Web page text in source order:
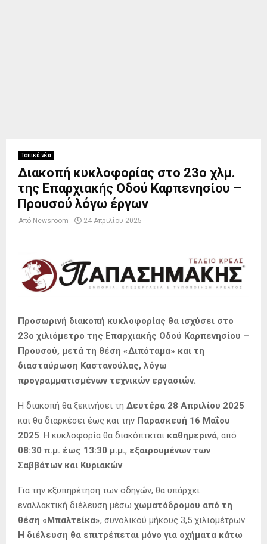
Τοπικά νέα
Διακοπή κυκλοφορίας στο 23ο χλμ.
της Επαρχιακής Οδού Καρπενησίου –
Προυσού λόγω έργων
Από Newsroom 24 Απριλίου 2025
Προσωρινή διακοπή κυκλοφορίας θα ισχύσει στο
23ο χιλιόμετρο της Επαρχιακής Οδού Καρπενησίου –
Προυσού, μετά τη θέση «Διπόταμα» και τη
διασταύρωση Καστανούλας, λόγω
προγραμματισμένων τεχνικών εργασιών.
Η διακοπή θα ξεκινήσει τη Δευτέρα 28 Απριλίου 2025
και θα διαρκέσει έως και την Παρασκευή 16 Μαΐου
2025. Η κυκλοφορία θα διακόπτεται καθημερινά, από
08:30 π.μ. έως 13:30 μ.μ., εξαιρουμένων των
Σαββάτων και Κυριακών.
Για την εξυπηρέτηση των οδηγών, θα υπάρχει
εναλλακτική διέλευση μέσω χωματόδρομου από τη
θέση «Μπαλτείκα», συνολικού μήκους 3,5 χιλιομέτρων.
Η διέλευση θα επιτρέπεται μόνο για οχήματα κάτω